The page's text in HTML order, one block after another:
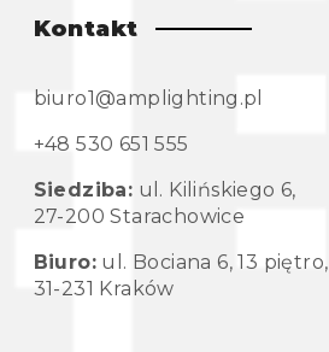
Kontakt
biuro1@amplighting.pl
+48 530 651 555
Siedziba: ul. Kilińskiego 6,
27-200 Starachowice
Biuro:ul. Bociana 6, 13 piętro,
31-231 Kraków